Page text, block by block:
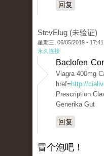
回复
StevElug (未验证)
星期三, 06/05/2019 - 17:41
永久连接
Baclofen
Viagra 400mg
href= http://
Prescription
Generika Gut
回复
冒个泡吧！